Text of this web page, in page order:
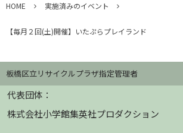
HOME 実施済みのイベント
【毎月２回(土)開催】いたぷらプレイランド
板橋区立リサイクルプラザ指定管理者
代表団体：
株式会社小学館集英社プロダクション